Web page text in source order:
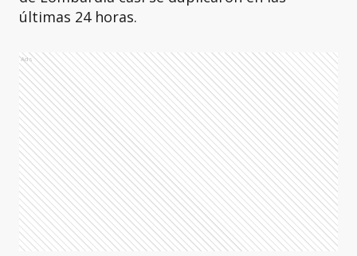
últimas 24 horas.
Ads